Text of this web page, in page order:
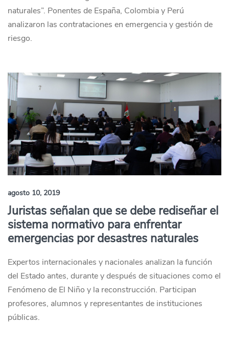
naturales”. Ponentes de España, Colombia y Perú
analizaron las contrataciones en emergencia y gestión de
riesgo.
agosto 10, 2019
Juristas señalan que se debe rediseñar el
sistema normativo para enfrentar
emergencias por desastres naturales
Expertos internacionales y nacionales analizan la función
del Estado antes, durante y después de situaciones como el
Fenómeno de El Niño y la reconstrucción. Participan
profesores, alumnos y representantes de instituciones
públicas.